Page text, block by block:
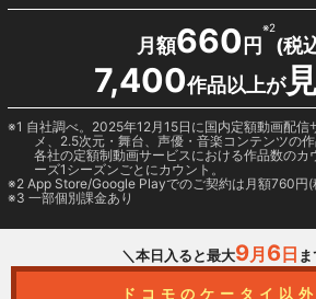
月額660 円
※2
(税
7,400作品以上が
1 自社調べ。2025年12月15日に国内定額動画配信
メ、2.5次元・舞台、声優・音楽コンテンツの
各社の定額制動画サービスにおける作品数のカ
ーズ1シーズンごとにカウント。
2 App Store/Google Playでのご契約は月額760円(
3 一部個別課金あり
＼本日入ると最大9月 6日
ドコモのケータイ以